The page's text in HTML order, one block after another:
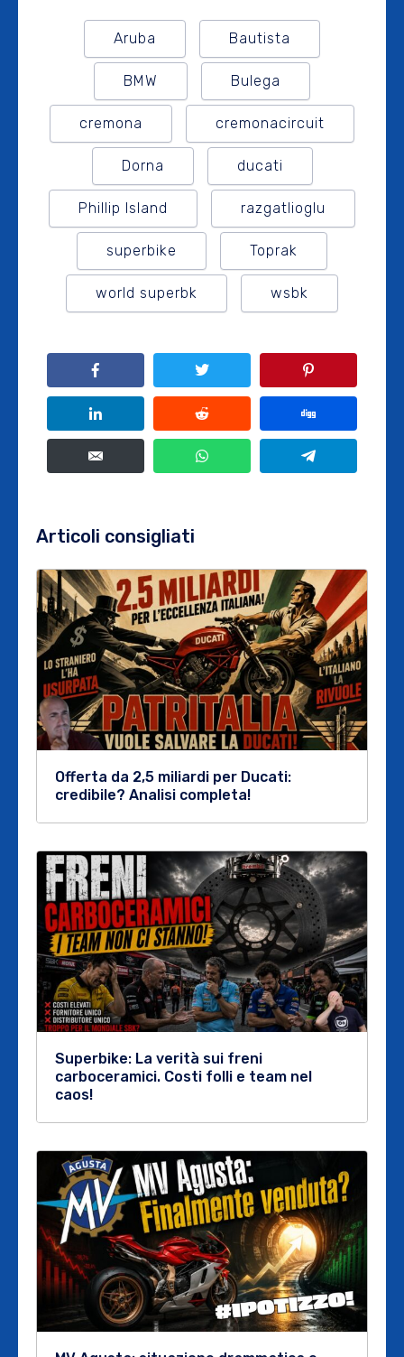
Aruba Bautista
BMW Bulega
cremona cremonacircuit
Dorna ducati
Phillip Island razgatlioglu
superbike Toprak
world superbk wsbk
Articoli consigliati
Offerta da 2,5 miliardi per Ducati:
credibile? Analisi completa!
Superbike: La verità sui freni
carboceramici. Costi folli e team nel
caos!